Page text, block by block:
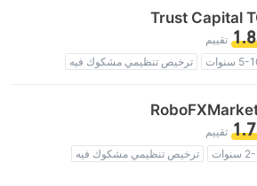
Trust Capital
تقييم
سنوات
ترخيص تنظيمي مشكوك فيه
تقييم
ترخيص تنظيمي مشكوك فيه